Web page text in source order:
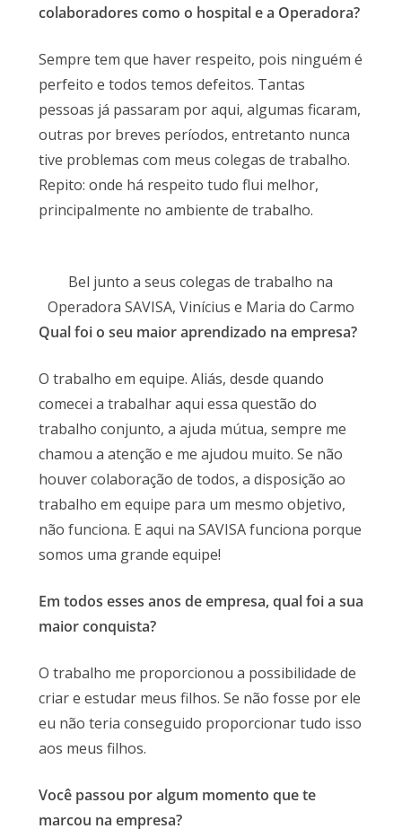
colaboradores como o hospital e a Operadora?
Sempre tem que haver respeito, pois ninguém é
perfeito e todos temos defeitos. Tantas
pessoas já passaram por aqui, algumas ficaram,
outras por breves períodos, entretanto nunca
tive problemas com meus colegas de trabalho.
Repito: onde há respeito tudo flui melhor,
principalmente no ambiente de trabalho.
Bel junto a seus colegas de trabalho na
Operadora SAVISA, Vinícius e Maria do Carmo
Qual foi o seu maior aprendizado na empresa?
O trabalho em equipe. Aliás, desde quando
comecei a trabalhar aqui essa questão do
trabalho conjunto, a ajuda mútua, sempre me
chamou a atenção e me ajudou muito. Se não
houver colaboração de todos, a disposição ao
trabalho em equipe para um mesmo objetivo,
não funciona. E aqui na SAVISA funciona porque
somos uma grande equipe!
Em todos esses anos de empresa, qual foi a sua
maior conquista?
O trabalho me proporcionou a possibilidade de
criar e estudar meus filhos. Se não fosse por ele
eu não teria conseguido proporcionar tudo isso
aos meus filhos.
Você passou por algum momento que te
marcou na empresa?